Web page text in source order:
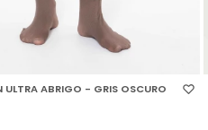
TALLE
ULTRA ABRIGO - GRIS OSCURO